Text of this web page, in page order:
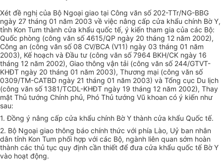
Xét đề nghị của Bộ Ngoại giao tại Công văn số 202-TTr/NG-BBG
ngày 27 tháng 01 năm 2003 về việc nâng cấp cửa khẩu chính Bờ Y,
tỉnh Kon Tum thành cửa khẩu quốc tế, ý kiến tham gia của các Bộ:
Quốc phòng (công văn số 4615/QP ngày 20 tháng 12 năm 2002),
Công an (công văn số 08 CV/BCA (V11) ngày 03 tháng 01 năm
2003), Kế hoạch và Đầu tư (công văn số 7964 BKH/CK ngày 16
tháng 12 năm 2002), Giao thông vận tải (công văn số 244/GTVT-
KHĐT ngày 20 tháng 01 năm 2003), Thương mại (công văn số
0309/TM-CATBD ngày 21 tháng 01 năm 2003) và Tổng cục Du lịch
(công văn số 1381/TCDL-KHĐT ngày 19 tháng 12 năm 2002), Thay
mặt Thủ tướng Chính phủ, Phó Thủ tướng Vũ khoan có ý kiến như
sau:
1. Đồng ý nâng cấp cửa khẩu chính Bờ Y thành cửa khẩu Quốc tế.
2. Bộ Ngoại giao thông báo chính thức với phía Lào, Uỷ ban nhân
dân tỉnh Kon Tum phối hợp với các Bộ, ngành liên quan sớm hoàn
thành các thủ tục quy định cần thiết để đưa cửa khẩu quốc tế Bờ Y
vào hoạt động.